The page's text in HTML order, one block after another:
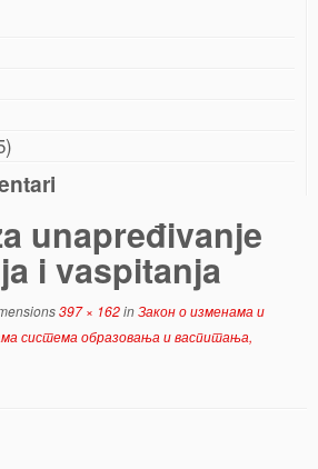
unapređivanje
i vaspitanja
397 × 162inЗакон о изменама и
система образовања и васпитања,